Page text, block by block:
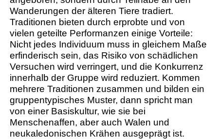
Wanderungen der älteren Tiere tradiert.
Traditionen bieten durch erprobte und von
vielen geteilte Performanzen einige Vorteile:
Nicht jedes Individuum muss in gleichem Maße
erfinderisch sein, das Risiko von schädlichen
Versuchen wird verringert, und die Konkurrenz
innerhalb der Gruppe wird reduziert. Kommen
mehrere Traditionen zusammen und bilden ein
gruppentypisches Muster, dann spricht man
von einer Basiskultur, wie sie bei
Menschenaffen, aber auch Walen und
neukaledonischen Krähen ausgeprägt ist.